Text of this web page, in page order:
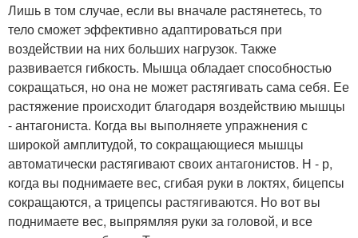
Лишь в том случае, если вы вначале растянетесь, то
тело сможет эффективно адаптироваться при
воздействии на них больших нагрузок. Также
развивается гибкость. Мышца обладает способностью
сокращаться, но она не может растягивать сама себя. Ее
растяжение происходит благодаря воздействию мышцы
- антагониста. Когда вы выполняете упражнения с
широкой амплитудой, то сокращающиеся мышцы
автоматически растягивают своих антагонистов. Н - р,
когда вы поднимаете вес, сгибая руки в локтях, бицепсы
сокращаются, а трицепсы растягиваются. Но вот вы
поднимаете вес, выпрямляя руки за головой, и все